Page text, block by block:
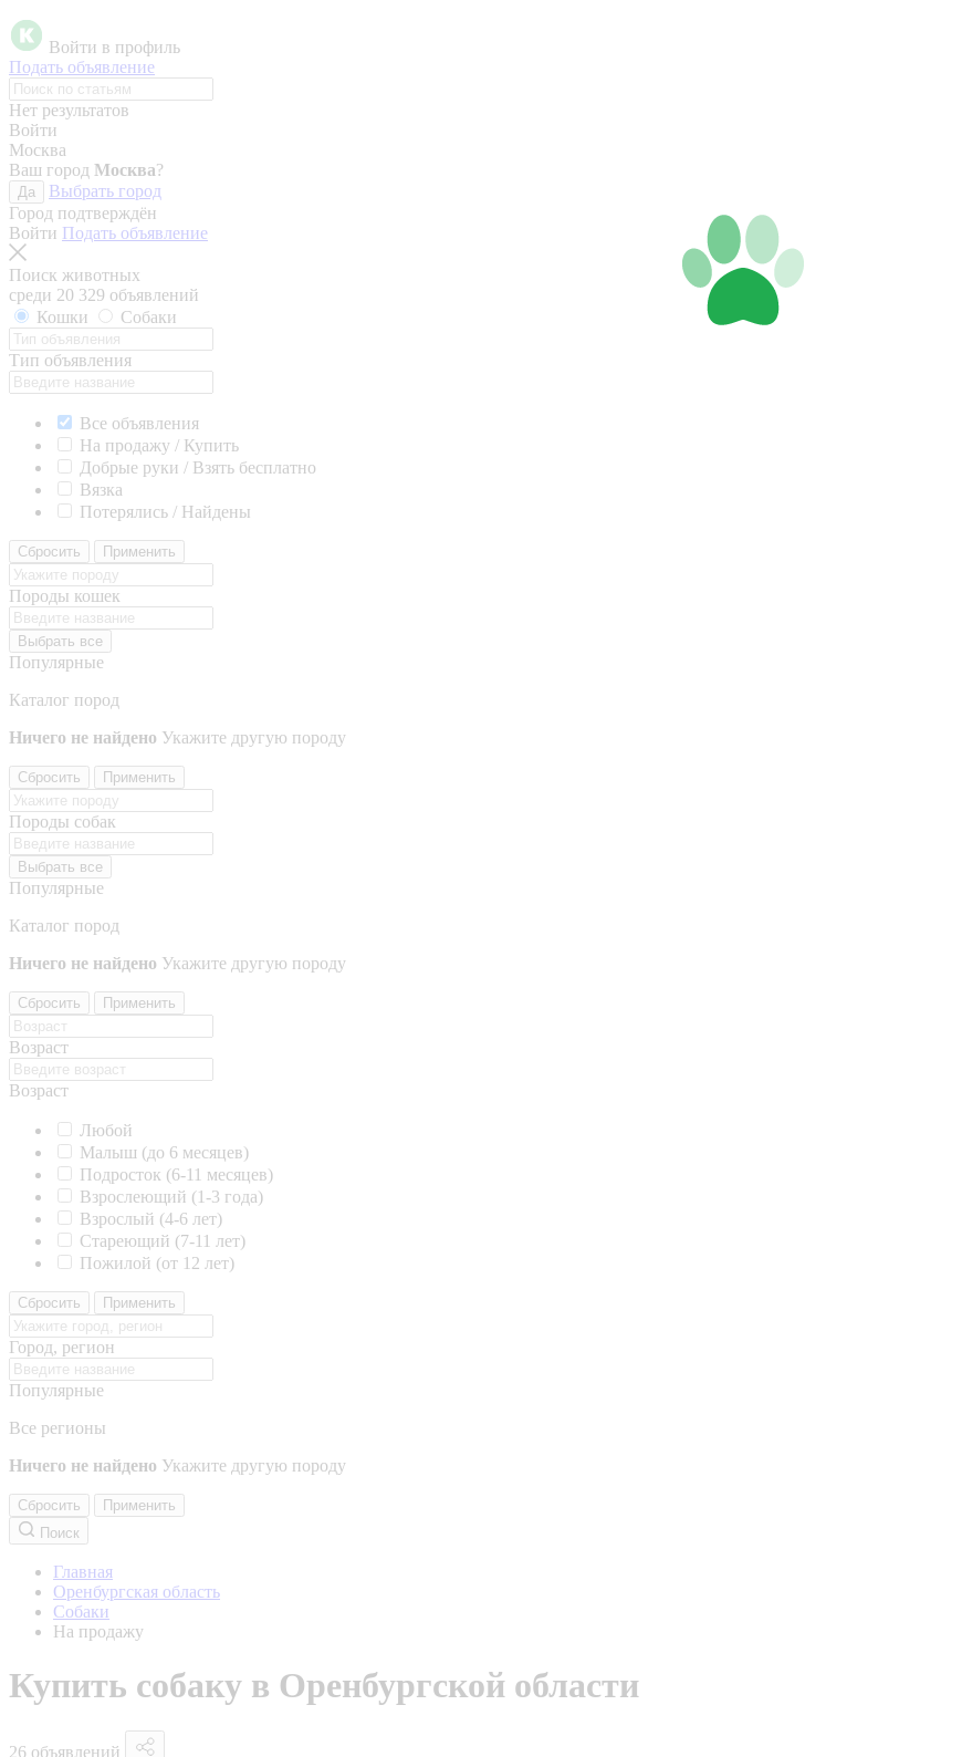
Войти в профиль
Подать объявление
Нет результатов
Войти
Москва
Ваш город Москва?
Да
Выбрать город
Город подтверждён
Войти Подать объявление
Поиск животных
среди 20 329 объявлений
Кошки
Собаки
Тип объявления
Все объявления
На продажу / Купить
Добрые руки / Взять бесплатно
Вязка
Потерялись / Найдены
Сбросить Применить
Породы кошек
Выбрать все
Популярные
Каталог пород
Ничего не найдено Укажите другую породу
Сбросить Применить
Породы собак
Выбрать все
Популярные
Каталог пород
Ничего не найдено Укажите другую породу
Сбросить Применить
Возраст
Возраст
Любой
Малыш (до 6 месяцев)
Подросток (6-11 месяцев)
Взрослеющий (1-3 года)
Взрослый (4-6 лет)
Стареющий (7-11 лет)
Пожилой (от 12 лет)
Сбросить Применить
Город, регион
Популярные
Все регионы
Ничего не найдено Укажите другую породу
Сбросить
Применить
Поиск
Главная
Оренбургская область
Собаки
На продажу
Купить собаку в Оренбургской области
26 объявлений